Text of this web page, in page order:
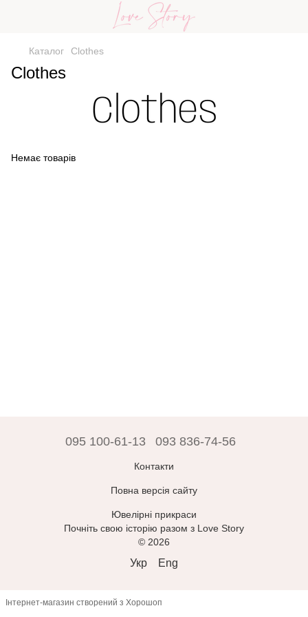
Каталог Clothes
Clothes
Немає товарів
095 100-61-13 093 836-74-56
Контакти
Повна версія сайту
Ювелірні прикраси
Почніть свою історію разом з Love Story
© 2026
Укр Eng
Інтернет-магазин створений з Хорошоп